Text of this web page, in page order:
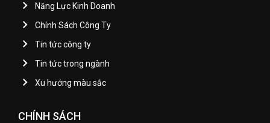
Năng Lực Kinh Doanh
Chính Sách Công Ty
Tin tức công ty
Tin tức trong ngành
Xu hướng màu sắc
CHÍNH SÁCH